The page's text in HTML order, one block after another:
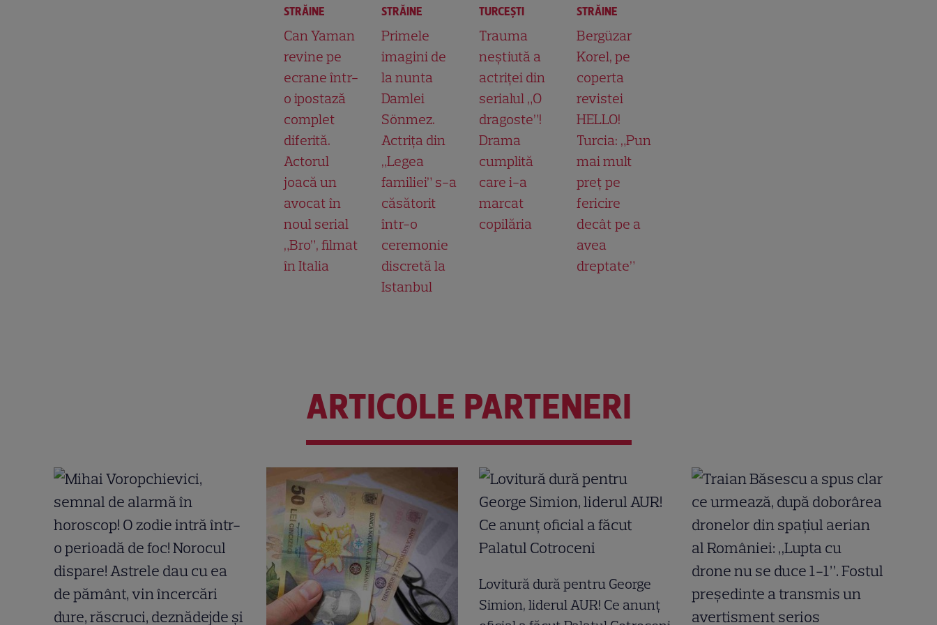
STRĂINE
Can Yaman
revine pe
ecrane într-
o ipostază
complet
diferită.
Actorul
joacă un
avocat în
noul serial
„Bro”, filmat
în Italia
STRĂINE
Primele
imagini de
la nunta
Damlei
Sönmez.
Actrița din
„Legea
familiei” s-a
căsătorit
într-o
ceremonie
discretă la
Istanbul
TURCEŞTI
Trauma
neștiută a
actriței din
serialul „O
dragoste”!
Drama
cumplită
care i-a
marcat
copilăria
STRĂINE
Bergüzar
Korel, pe
coperta
revistei
HELLO!
Turcia: „Pun
mai mult
preț pe
fericire
decât pe a
avea
dreptate”
ARTICOLE PARTENERI
Lovitură dură pentru George
Simion, liderul AUR! Ce anunț